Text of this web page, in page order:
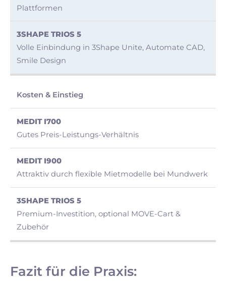
Plattformen
Volle Einbindung in 3Shape Unite, Automate CAD,
Smile Design
Kosten & Einstieg
Gutes Preis-Leistungs-Verhältnis
Attraktiv durch flexible Mietmodelle bei Mundwerk
Premium-Investition, optional MOVE-Cart &
Zubehör
Fazit für die Praxis: